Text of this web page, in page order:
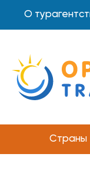
О
Страны